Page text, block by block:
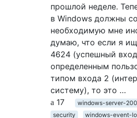
прошлой неделе.
в Windows должны
необходимую мне
думаю, что если я
4624 (успешный
определенным
типом входа 2
систему), то это …
17
windows-server-
security
windows-event-